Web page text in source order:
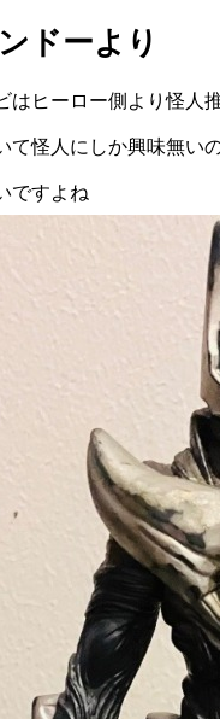
ドーより
ヒーロー側より怪人推
て怪人にしか興味無い
ですよね